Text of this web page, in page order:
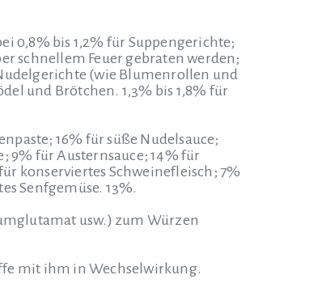
0,8% bis 1,2% für Suppengerichte;
schnellem Feuer gebraten werden;
(wie Blumenrollen und
und Brötchen. 1,3% bis 1,8% für
16% für süße Nudelsauce;
9% für Austernsauce; 14% für
konserviertes Schweinefleisch; 7%
Senfgemüse. 13%.
usw.) zum Würzen
mit ihm in Wechselwirkung.